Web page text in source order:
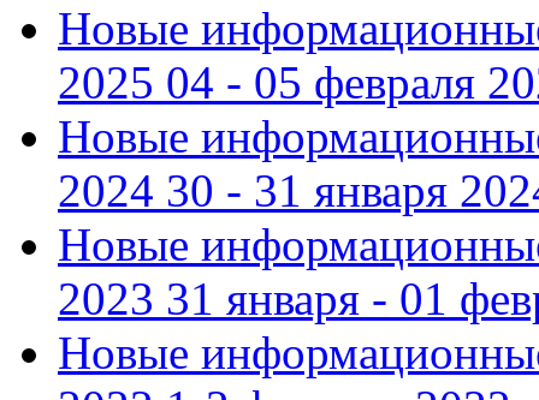
Новые
2025 04 - 05 февраля
Новые
2024 30 - 31 января
Новые
2023 31 января - 01
Новые